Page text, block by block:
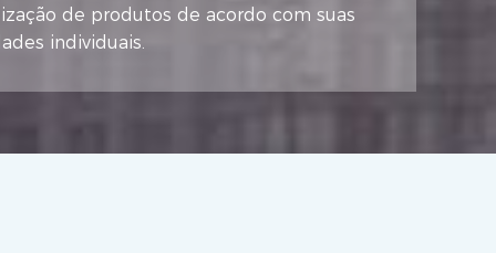
de produtos de acordo com suas
individuais.